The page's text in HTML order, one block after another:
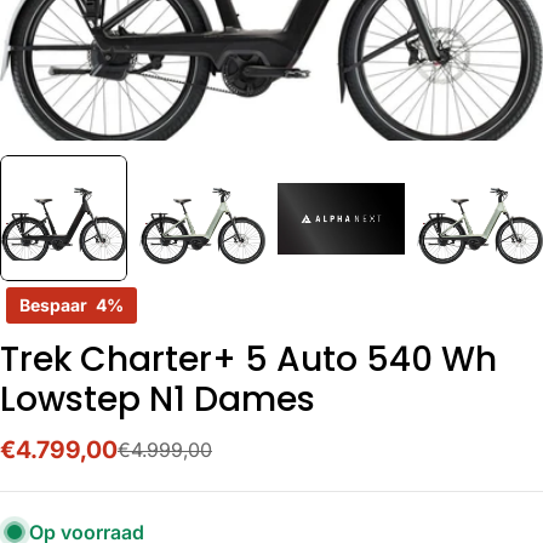
Bespaar 4%
Trek Charter+ 5 Auto 540 Wh
Lowstep N1 Dames
Verkoopprijs
€4.799,00
Normale
€4.999,00
Op voorraad